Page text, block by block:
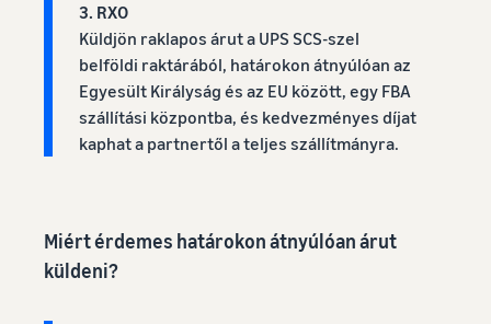
Tájékozódjon a
Fulfilment by
Amazon
szolgáltatás
alacsony árú
termékeire
vonatkozó
jogosult
termékekre
Hogyan lehet online
eladni a fejhallgatót
Adjon fejhallgatót
ügyfeleknek világszerte
Hogyan lehet online
3. RXO
Küldjön raklapos árut a UPS SCS-szel
belföldi raktárából, határokon átnyúlóan az
Egyesült Királyság és az EU között, egy FBA
szállítási központba, és kedvezményes díjat
kaphat a partnertől a teljes szállítmányra.
Miért érdemes határokon átnyúlóan árut
küldeni?